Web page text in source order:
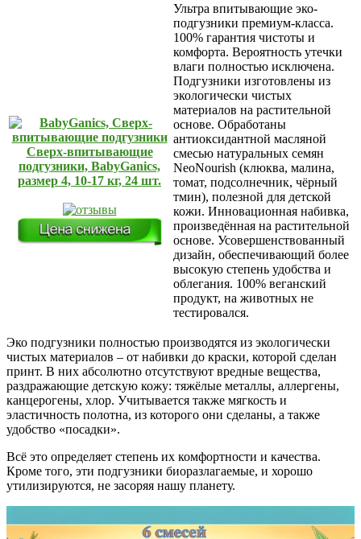
Сверх-впитывающие
подгузники, BabyGanics,
размер 4, 10-17 кг, 24 шт.
Ультра впитывающие эко-
подгузники премиум-класса.
100% гарантия чистоты и
комфорта. Вероятность утечки
влаги полностью исключена.
Подгузники изготовлены из
экологически чистых
материалов на растительной
основе. Обработаны
антиоксидантной масляной
смесью натуральных семян
NeoNourish (клюква, малина,
томат, подсолнечник, чёрный
тмин), полезной для детской
кожи. Инновационная набивка,
произведённая на растительной
основе. Усовершенствованный
дизайн, обеспечивающий более
высокую степень удобства и
облегания. 100% веганский
продукт, на животных не
тестировался.
Эко подгузники полностью производятся из экологически
чистых материалов – от набивки до краски, которой сделан
принт. В них абсолютно отсутствуют вредные вещества,
раздражающие детскую кожу: тяжёлые металлы, аллергены,
канцерогены, хлор. Учитывается также мягкость и
эластичность полотна, из которого они сделаны, а также
удобство «посадки».
Всё это определяет степень их комфортности и качества.
Кроме того, эти подгузники биоразлагаемые, и хорошо
утилизируются, не засоряя нашу планету.